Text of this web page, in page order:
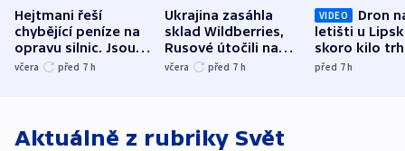
Hejtmani řeší
chybějící peníze na
opravu silnic. Jsou
nenárokové, namítá
včera před 7 h
Ukrajina zasáhla
sklad Wildberries,
Rusové útočili na
trh, hasiče či
včera před 7 h
VIDEO
Dron
letišti u
skoro kilo
indicie
před 7h
Aktuálně z rubriky Svět